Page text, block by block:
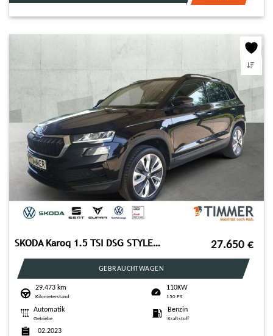
SKODA Karoq 1.5 TSI DSG STYLE +LED +RKAM +VIRTUAL +NAV 27.650 €
GEBRAUCHTWAGEN
29.473 km
Kilometerstand
110KW
150 PS
Automatik
Getriebe
Benzin
Kraftstoff
02.2023